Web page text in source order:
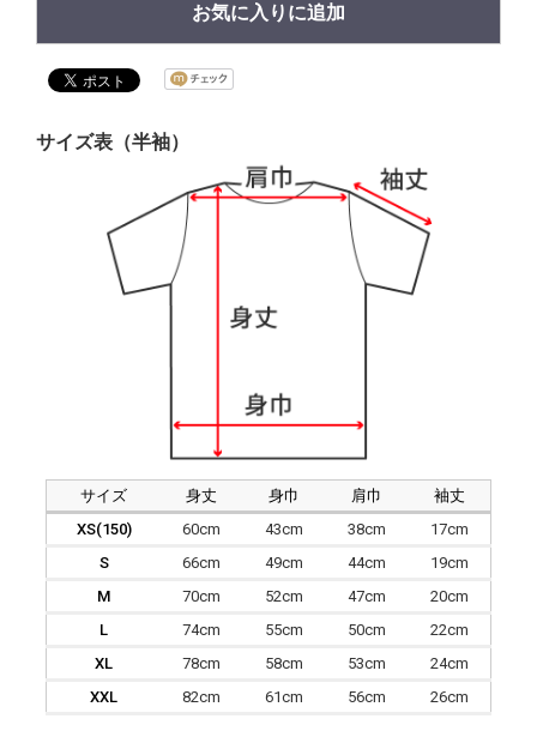
お気に入りに追加
サイズ表（半袖）
サイズ 身丈 身巾 肩巾
袖丈
XS(150)
60cm 43cm 38cm
17cm
S
66cm 49cm 44cm
19cm
M
70cm 52cm 47cm
20cm
L
74cm 55cm 50cm
22cm
XL
78cm 58cm 53cm
24cm
XXL
82cm 61cm 56cm 26cm